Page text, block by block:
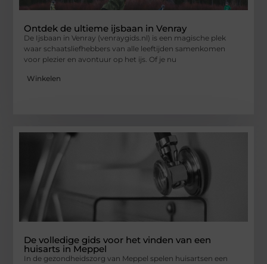
Ontdek de ultieme ijsbaan in Venray
De Ijsbaan in Venray (venraygids.nl) is een magische plek
waar schaatsliefhebbers van alle leeftijden samenkomen
voor plezier en avontuur op het ijs. Of je nu
Winkelen
De volledige gids voor het vinden van een
huisarts in Meppel
In de gezondheidszorg van Meppel spelen huisartsen een